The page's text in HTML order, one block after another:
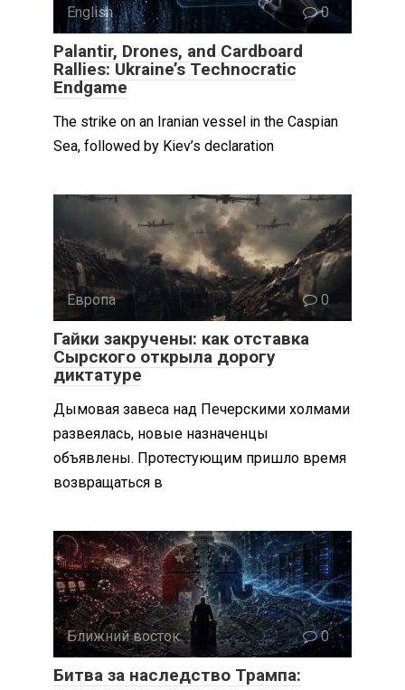
English 0
Palantir, Drones, and Cardboard
Rallies: Ukraine’s Technocratic
Endgame
The strike on an Iranian vessel in the Caspian
Sea, followed by Kiev’s declaration
Европа 0
Гайки закручены: как отставка
Сырского открыла дорогу
диктатуре
Дымовая завеса над Печерскими холмами
развеялась, новые назначенцы
объявлены. Протестующим пришло время
возвращаться в
Ближний восток 0
Битва за наследство Трампа: